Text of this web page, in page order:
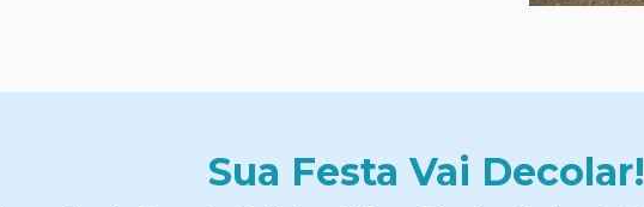
Sua Festa Vai Decolar!